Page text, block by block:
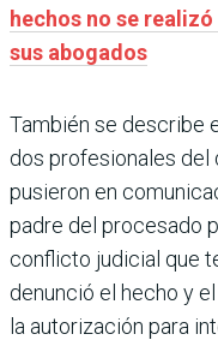
hechos no se
sus abogados
También se describe
dos profesionales del
pusieron en
padre del procesado
conflicto judicial que
denunció el hecho y
la autorización para